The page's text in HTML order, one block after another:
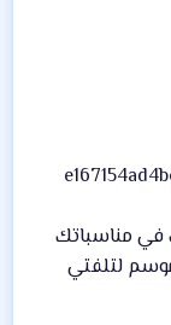
في مناسباتك
لتلفتي